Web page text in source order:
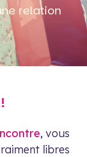
relation
, vous
libres